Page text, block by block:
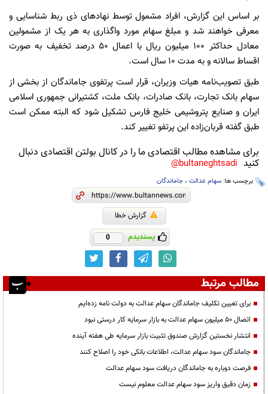
بر اساس این گزارش، افراد مشمول توسط نهاد‌های ذی ربط شناسایی و
معرفی خواهند شد و مبلغ سهام مورد واگذاری به هر یک از مشمولین
معادل حداکثر ۱۰۰ میلیون ریال با اعمال ۵۰ درصد تخفیف به صورت
اقساط سالانه و به مدت ۱۰ سال است.
طبق تصویب‌نامه هیات وزیران، قرار است پرتفوی جاماندگان از بخشی از
سهام بانک تجارت، بانک صادرات، بانک ملت، کشتیرانی جمهوری اسلامی
ایران و صنایع پتروشیمی خلیج فارس تشکیل شود که البته ممکن است
طبق گفته قربان‌زاده این پرتفو تغییر کند.
برای مشاهده مطالب اقتصادی ما را در کانال بولتن اقتصادی دنبال
کنید bultaneghtsadi@
برچسب ها: سهام عدالت ، جاماندگان
گزارش خطا
پسندیدم 0
مطالب مرتبط
برای تعیین تکلیف جاماندگان سهام عدالت به دولت نامه زده‌ایم
اتصال ۵۰ میلیون سهام عدالت به بازار سرمایه کار درستی نبود
انتشار نخستین گزارش صندوق تثبیت بازار سرمایه طی هفته آینده
جاماندگان سود سهام عدالت، اطلاعات بانکی خود را اصلاح کنند
فرصت دوباره به جاماندگان دریافت سود سهام عدالت
زمان دقیق واریز سود سهام عدالت معلوم نیست